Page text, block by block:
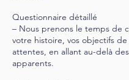
Questionnaire détaillé
– Nous prenons le temps de
votre histoire, vos objectifs
attentes, en allant au-delà
apparents.